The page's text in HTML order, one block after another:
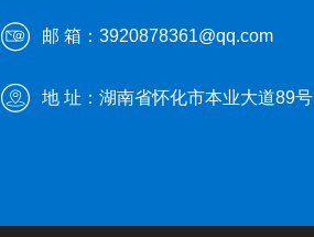
邮 箱：3920878361@qq.com
地 址：湖南省怀化市本业大道89号